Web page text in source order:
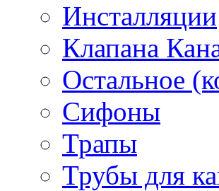
Инсталляции
Клапана
Остальное
Сифоны
Трапы
Трубы для